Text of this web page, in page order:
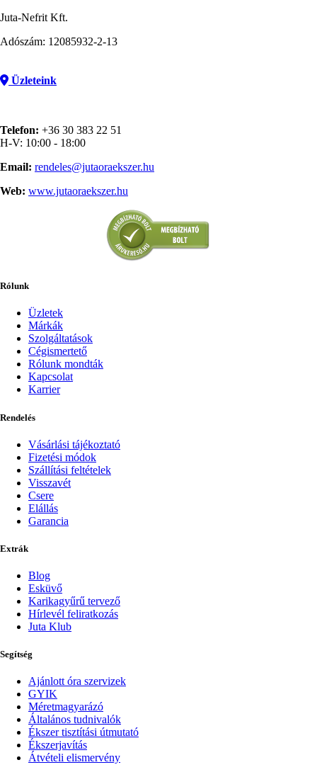
Juta-Nefrit Kft.
Adószám: 12085932-2-13
Üzleteink
Telefon: +36 30 383 22 51
H-V: 10:00 - 18:00
Email: rendeles@jutaoraekszer.hu
Web: www.jutaoraekszer.hu
Rólunk
Üzletek
Márkák
Szolgáltatások
Cégismertető
Rólunk mondták
Kapcsolat
Karrier
Rendelés
Vásárlási tájékoztató
Fizetési módok
Szállítási feltételek
Visszavét
Csere
Elállás
Garancia
Extrák
Blog
Esküvő
Karikagyűrű tervező
Hírlevél feliratkozás
Juta Klub
Segítség
Ajánlott óra szervizek
GYIK
Méretmagyarázó
Általános tudnivalók
Ékszer tisztítási útmutató
Ékszerjavítás
Átvételi elismervény